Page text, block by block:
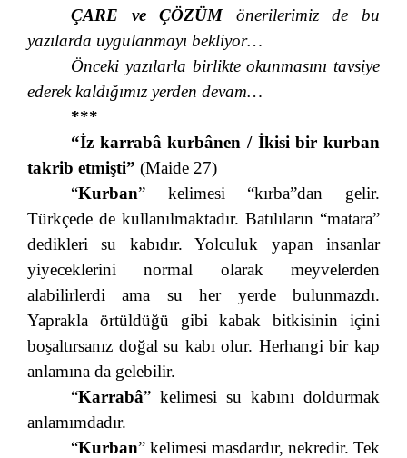
ÇARE veÇÖZÜMönerilerimiz de bu
yazılarda uygulanmayı bekliyor…
Önceki yazılarla birlikte okunmasını tavsiye
ederek kaldığımız yerden devam…
***
“İz karrabâ kurbânen / İkisi bir kurban
takrib etmişti” (Maide 27)
“Kurban” kelimesi “kırba”dan gelir.
Türkçede de kullanılmaktadır. Batılıların “matara”
dedikleri su kabıdır. Yolculuk yapan insanlar
yiyeceklerini normal olarak meyvelerden
alabilirlerdi ama su her yerde bulunmazdı.
Yaprakla örtüldüğü gibi kabak bitkisinin içini
boşaltırsanız doğal su kabı olur. Herhangi bir kap
anlamına da gelebilir.
“Karrabâ” kelimesi su kabını doldurmak
anlamımdadır.
“Kurban” kelimesi masdardır, nekredir. Tek